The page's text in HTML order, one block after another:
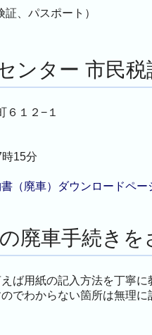
、パスポート）
ンター 市民税
６１２−１
15分
（廃車）ダウンロードペー
廃車手続きを
ば用紙の記入方法を丁寧
でわからない箇所は無理